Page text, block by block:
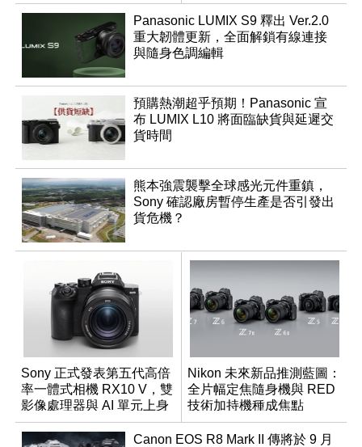
Panasonic LUMIX S9 釋出 Ver.2.0
重大韌體更新，全面解鎖有線連接
與隨身色調編輯
預購熱潮超乎預期！Panasonic 宣
布 LUMIX L10 將面臨缺貨與延遲交
貨時間
熊本強震襲擊全球感光元件重鎮，
Sony 確認廠房暫停生產是否引發出
貨危機？
Sony 正式發表第五代高倍
率一體式相機 RX10 V，雙
影像處理器與 AI 單元上身
Nikon 未來新品推測藍圖：
全片幅定焦隨身機與 RED
技術加持機種成焦點
Canon EOS R8 Mark II 傳將於 9 月